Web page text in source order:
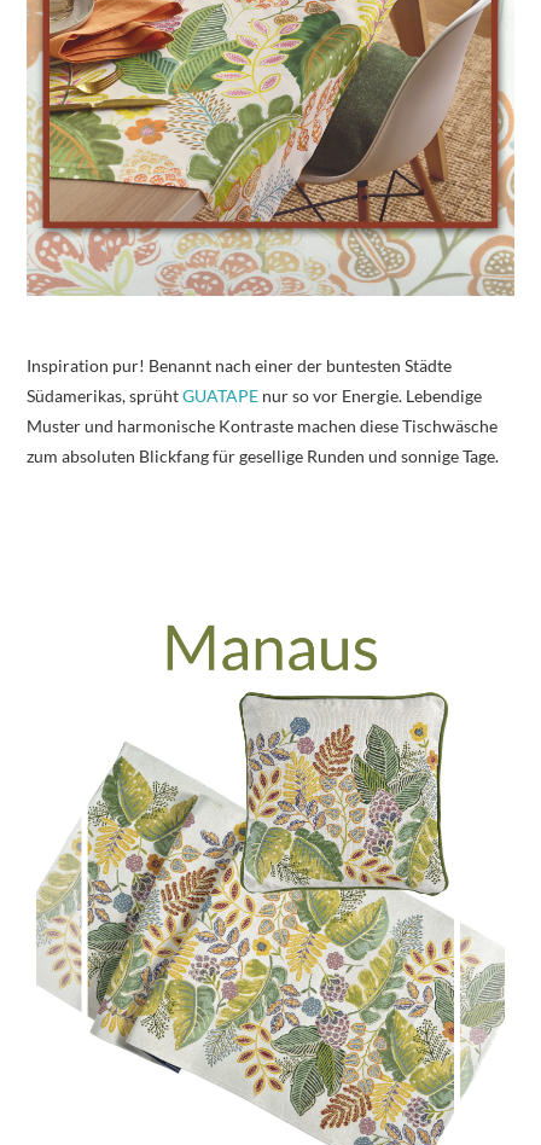
Inspiration pur! Benannt nach einer der buntesten Städte
Südamerikas, sprühtGUATAPE nur so vor Energie. Lebendige
Muster und harmonische Kontraste machen diese Tischwäsche
zum absoluten Blickfang für gesellige Runden und sonnige Tage.